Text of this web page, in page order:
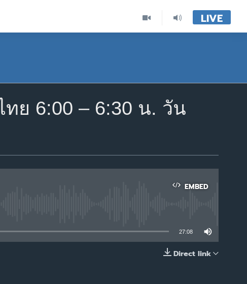
LIVE
ย 6:00 – 6:30 น. วัน
EMBED
EMBED
27:08
Direct link